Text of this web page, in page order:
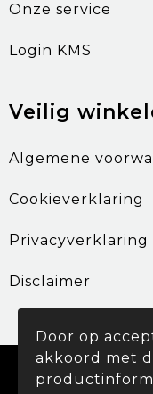
Onze service
Login KMS
Veilig
Algemene
Cookieverklaring
Privacyverklaring
Disclaimer
©
Door op
akkoord met